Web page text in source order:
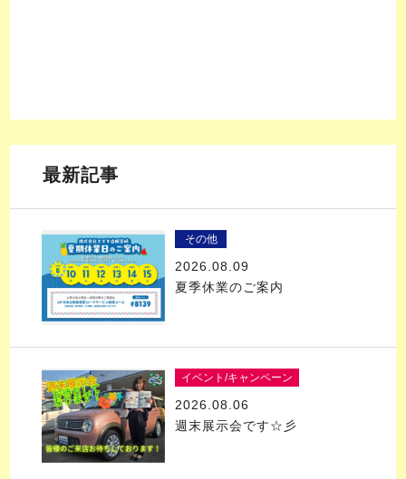
最新記事
その他
2026.08.09
夏季休業のご案内
イベント/キャンペーン
2026.08.06
週末展示会です☆彡